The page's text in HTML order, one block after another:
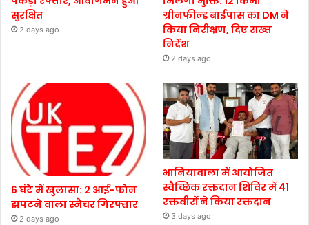
सुरक्षित
2 days ago
ग्रीनफील्ड बाईपास का DM ने
किया निरीक्षण, दिए सख्त
निर्देश
2 days ago
6 घंटे में खुलासा: 2 आई-फोन
झपटने वाला स्नैचर गिरफ्तार
2 days ago
भानियावाला में आयोजित
स्वैच्छिक रक्तदान शिविर में 41
रक्तवीरों ने किया रक्तदान
3 days ago